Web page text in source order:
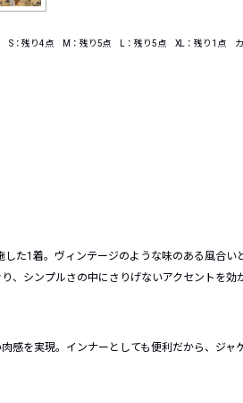
：残り4点 M：残り5点 L：残り5点 XL：残り1点
た1着。ヴィンテージのような味のある風合い
、シンプルさの中にさりげないアクセントを効
感を実現。インナーとしても便利だから、ジャ